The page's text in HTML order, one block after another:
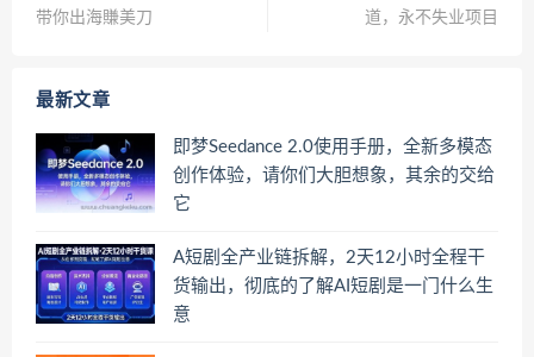
带你出海賺美刀
道，永不失业项目
最新文章
即梦Seedance 2.0使用手册，全新多模态
创作体验，请你们大胆想象，其余的交给
它
A短剧全产业链拆解，2天12小时全程干
货输出，彻底的了解AI短剧是一门什么生
意